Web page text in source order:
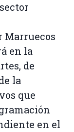
Marruecos
en la
de
la
que
en el